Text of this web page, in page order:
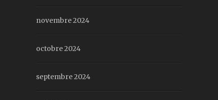
novembre 2024
octobre 2024
septembre 2024